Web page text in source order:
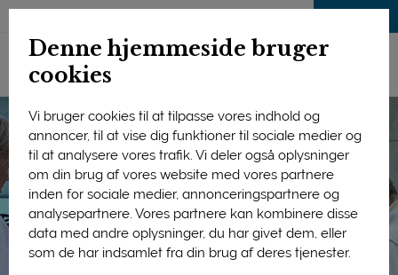
Denne hjemmeside bruger
cookies
Vi bruger cookies til at tilpasse vores indhold og
annoncer, til at vise dig funktioner til sociale medier og
til at analysere vores trafik. Vi deler også oplysninger
om din brug af vores website med vores partnere
inden for sociale medier, annonceringspartnere og
analysepartnere. Vores partnere kan kombinere disse
data med andre oplysninger, du har givet dem, eller
som de har indsamlet fra din brug af deres tjenester.